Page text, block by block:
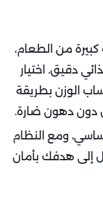
كبيرة من الطعام،
دقيق. اختيار
الوزن بطريقة
دهون ضارة.
ومع النظام
إلى هدفك بأمان